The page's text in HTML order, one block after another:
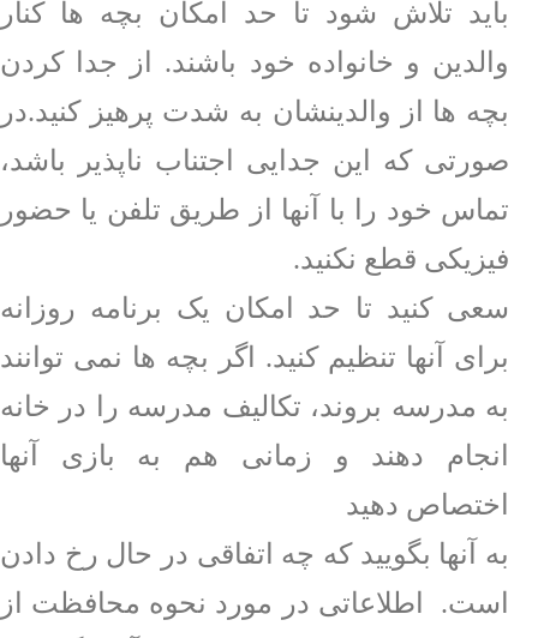
باید تلاش شود تا حد امکان بچه ها کنار
والدین و خانواده خود باشند. از جدا کردن
بچه ها از والدینشان به شدت پرهیز کنید.در
صورتی که این جدایی اجتناب ناپذیر باشد،
تماس خود را با آنها از طریق تلفن یا حضور
فیزیکی قطع نکنید.
سعی کنید تا حد امکان یک برنامه روزانه
برای آنها تنظیم کنید. اگر بچه ها نمی توانند
به مدرسه بروند، تکالیف مدرسه را در خانه
انجام دهند و زمانی هم به بازی آنها
اختصاص دهید
به آنها بگویید که چه اتفاقی در حال رخ دادن
است.
اطلاعاتی در مورد نحوه محافظت از